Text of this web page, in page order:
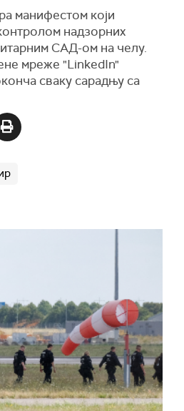
манифестом који
надзорних
САД-ом на челу.
мреже "LinkedIn"
сваку сарадњу са